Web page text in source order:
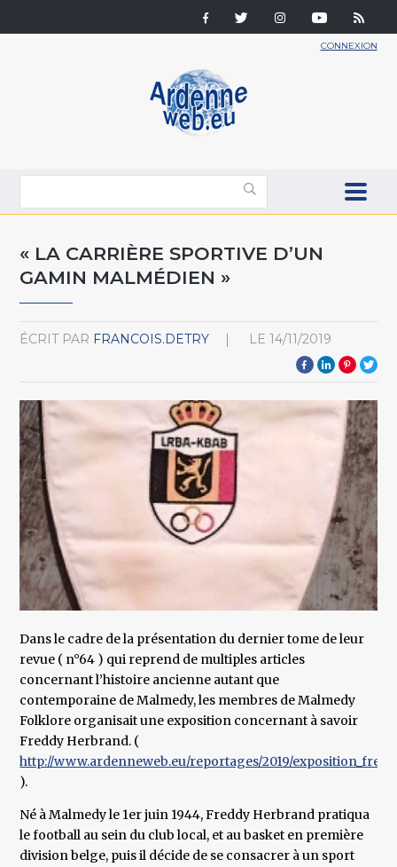
CONNEXION
« LA CARRIÈRE SPORTIVE D’UN
GAMIN MALMÉDIEN »
ÉCRIT PAR FRANCOIS.DETRY LE 14/11/2019
Dans le cadre de la présentation du dernier tome de leur
revue ( n°64 ) qui reprend de multiples articles
concernant l’histoire ancienne autant que
contemporaine de Malmedy, les membres de Malmedy
Folklore organisait une exposition concernant à savoir
Freddy Herbrand. (
http://www.ardenneweb.eu/reportages/2019/
).
Né à Malmedy le 1er juin 1944, Freddy Herbrand pratiqua
le football au sein du club local, et au basket en première
division belge, puis il décide de se consacrer à un sport